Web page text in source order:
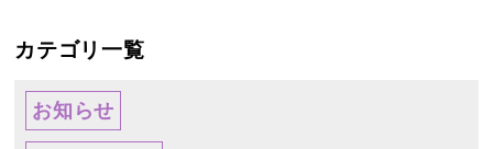
カテゴリ一覧
お知らせ